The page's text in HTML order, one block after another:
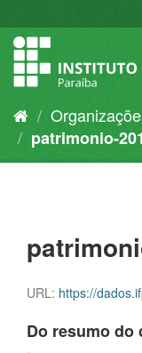
patrimonio-
URL: https://dados.ifpb.edu.br/dataset/
Do resumo do